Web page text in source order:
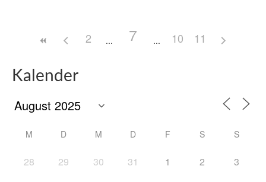
2 7 10 11
Kalender
M D M D F S S
28 29 30 31 1 2 3